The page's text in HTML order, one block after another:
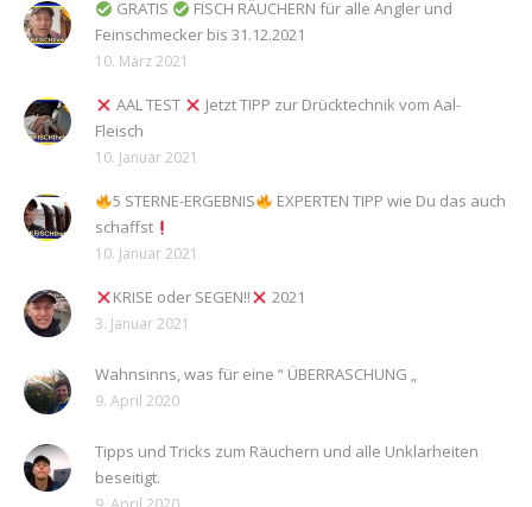
GRATIS
FISCH RÄUCHERN für alle Angler und
Feinschmecker bis 31.12.2021
10. März 2021
AAL TEST
Jetzt TIPP zur Drücktechnik vom Aal-
Fleisch
10. Januar 2021
5 STERNE-ERGEBNIS
EXPERTEN TIPP wie Du das auch
schaffst
10. Januar 2021
KRISE oder SEGEN!! 2021
3. Januar 2021
Wahnsinns, was für eine “ ÜBERRASCHUNG „
9. April 2020
Tipps und Tricks zum Räuchern und alle Unklarheiten
beseitigt.